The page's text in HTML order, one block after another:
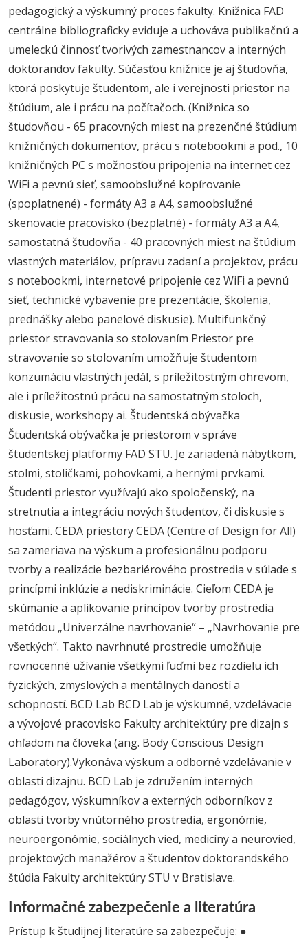
pedagogický a výskumný proces fakulty. Knižnica FAD
centrálne bibliograficky eviduje a uchováva publikačnú a
umeleckú činnosť tvorivých zamestnancov a interných
doktorandov fakulty. Súčasťou knižnice je aj študovňa,
ktorá poskytuje študentom, ale i verejnosti priestor na
štúdium, ale i prácu na počítačoch. (Knižnica so
študovňou - 65 pracovných miest na prezenčné štúdium
knižničných dokumentov, prácu s notebookmi a pod., 10
knižničných PC s možnosťou pripojenia na internet cez
WiFi a pevnú sieť, samoobslužné kopírovanie
(spoplatnené) - formáty A3 a A4, samoobslužné
skenovacie pracovisko (bezplatné) - formáty A3 a A4,
samostatná študovňa - 40 pracovných miest na štúdium
vlastných materiálov, prípravu zadaní a projektov, prácu
s notebookmi, internetové pripojenie cez WiFi a pevnú
sieť, technické vybavenie pre prezentácie, školenia,
prednášky alebo panelové diskusie). Multifunkčný
priestor stravovania so stolovaním Priestor pre
stravovanie so stolovaním umožňuje študentom
konzumáciu vlastných jedál, s príležitostným ohrevom,
ale i príležitostnú prácu na samostatným stoloch,
diskusie, workshopy ai. Študentská obývačka
Študentská obývačka je priestorom v správe
študentskej platformy FAD STU. Je zariadená nábytkom,
stolmi, stoličkami, pohovkami, a hernými prvkami.
Študenti priestor využívajú ako spoločenský, na
stretnutia a integráciu nových študentov, či diskusie s
hosťami. CEDA priestory CEDA (Centre of Design for All)
sa zameriava na výskum a profesionálnu podporu
tvorby a realizácie bezbariérového prostredia v súlade s
princípmi inklúzie a nediskriminácie. Cieľom CEDA je
skúmanie a aplikovanie princípov tvorby prostredia
metódou „Univerzálne navrhovanie“ – „Navrhovanie pre
všetkých“. Takto navrhnuté prostredie umožňuje
rovnocenné užívanie všetkými ľuďmi bez rozdielu ich
fyzických, zmyslových a mentálnych daností a
schopností. BCD Lab BCD Lab je výskumné, vzdelávacie
a vývojové pracovisko Fakulty architektúry pre dizajn s
ohľadom na človeka (ang. Body Conscious Design
Laboratory).Vykonáva výskum a odborné vzdelávanie v
oblasti dizajnu. BCD Lab je združením interných
pedagógov, výskumníkov a externých odborníkov z
oblasti tvorby vnútorného prostredia, ergonómie,
neuroergonómie, sociálnych vied, medicíny a neurovied,
projektových manažérov a študentov doktorandského
štúdia Fakulty architektúry STU v Bratislave.
Informačné zabezpečenie a literatúra
Prístup k študijnej literatúre sa zabezpečuje: ●